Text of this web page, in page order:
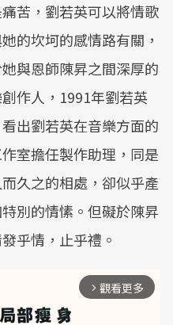
苦，劉若英可以將情歌
的坎坷的感情路有關，
與恩師陳昇之間深厚的
作人，1991年劉若英
出劉若英在音樂方面的
室擔任製作助理，同是
久之的相處，卻似乎產
別的情愫。但礙於陳昇
乎情，止乎禮。
arrow_forward_ios 觀看更多